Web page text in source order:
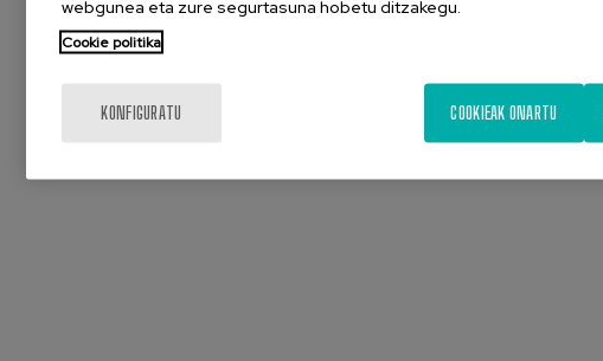
webgunea eta zure segurtasuna hobetu ditzakegu.
Cookie politika
KONFIGURATU COOKIEAK ONARTU